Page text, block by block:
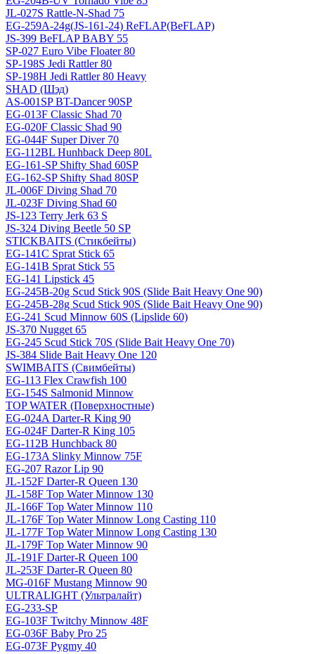
JL-027S Rattle-N-Shad 75
EG-259A-24g(JS-161-24) ReFLAP(BeFLAP)
JS-399 BeFLAP BABY 55
SP-027 Euro Vibe Floater 80
SP-198S Jedi Rattler 80
SP-198H Jedi Rattler 80 Heavy
SHAD (Шэд)
AS-001SP BT-Dancer 90SP
EG-013F Classic Shad 70
EG-020F Classic Shad 90
EG-044F Super Diver 70
EG-112BL Hunhback Deep 80L
EG-161-SP Shifty Shad 60SP
EG-162-SP Shifty Shad 80SP
JL-006F Diving Shad 70
JL-023F Diving Shad 60
JS-123 Terry Jerk 63 S
JS-324 Diving Beetle 50 SP
STICKBAITS (Стикбейты)
EG-141C Sprat Stick 65
EG-141B Sprat Stick 55
EG-141 Lipstick 45
EG-245B-20g Scud Stick 90S (Slide Bait Heavy One 90)
EG-245B-28g Scud Stick 90S (Slide Bait Heavy One 90)
EG-241 Scud Minnow 60S (Lipslide 60)
JS-370 Nugget 65
EG-245 Scud Stick 70S (Slide Bait Heavy One 70)
JS-384 Slide Bait Heavy One 120
SWIMBAITS (Свимбейты)
EG-113 Flex Crawfish 100
EG-154S Salmonid Minnow
TOP WATER (Поверхностные)
EG-024A Darter-R King 90
EG-024F Darter-R King 105
EG-112B Hunchback 80
EG-173A Slinky Minnow 75F
EG-207 Razor Lip 90
JL-152F Darter-R Queen 130
JL-158F Top Water Minnow 130
JL-166F Top Water Minnow 110
JL-176F Top Water Minnow Long Casting 110
JL-177F Top Water Minnow Long Casting 130
JL-179F Top Water Minnow 90
JL-191F Darter-R Queen 100
JL-253F Darter-R Queen 80
MG-016F Mustang Minnow 90
ULTRALIGHT (Ультралайт)
EG-233-SP
EG-103F Twitchy Minnow 48F
EG-036F Baby Pro 25
EG-073F Pygmy 40